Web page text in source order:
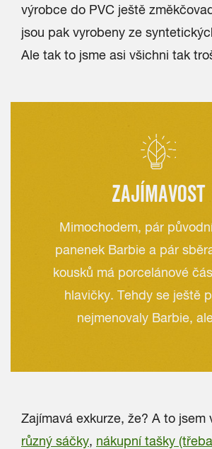
výrobce do PVC ještě
jsou pak vyrobeny ze
Ale tak to jsme asi všichni tak
ZAJÍMAVOST
Mimochodem, pár
panenek Barbie a pár
kousků má porcelánové
hlavičky. Tehdy se ještě
nejmenovaly Barbie,
Zajímavá exkurze, že? A to jsem
různý sáčky, nákupní tašky